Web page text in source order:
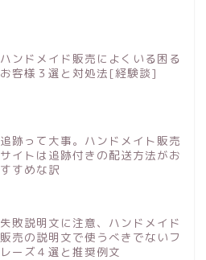
ハンドメイド販売によくいる困る
お客様３選と対処法[経験談]
追跡って大事。ハンドメイト販売
サイトは追跡付きの配送方法がお
すすめな訳
失敗説明文に注意、ハンドメイド
販売の説明文で使うべきでないフ
レーズ４選と推奨例文